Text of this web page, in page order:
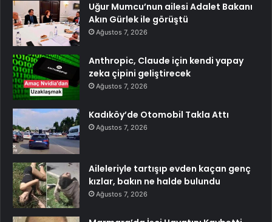
Uğur Mumcu’nun ailesi Adalet Bakanı
Akın Gürlek ile görüştü
Ağustos 7, 2026
Anthropic, Claude için kendi yapay
zeka çipini geliştirecek
Ağustos 7, 2026
Kadıköy’de Otomobil Takla Attı
Ağustos 7, 2026
Aileleriyle tartışıp evden kaçan genç
kızlar, bakın ne halde bulundu
Ağustos 7, 2026